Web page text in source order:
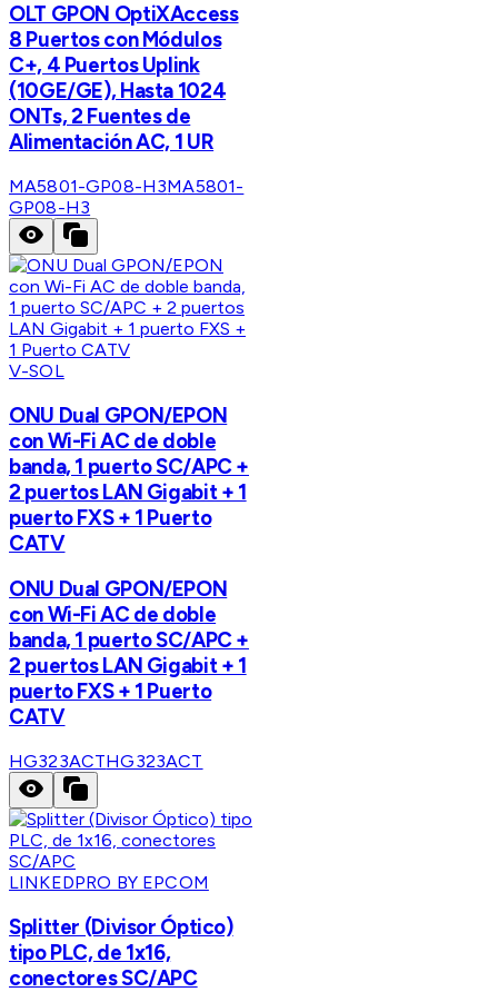
OLT GPON OptiXAccess
8 Puertos con Módulos
C+, 4 Puertos Uplink
(10GE/GE), Hasta 1024
ONTs, 2 Fuentes de
Alimentación AC, 1 UR
MA5801-GP08-H3MA5801-
GP08-H3
V-SOL
ONU Dual GPON/EPON
con Wi-Fi AC de doble
banda, 1 puerto SC/APC +
2 puertos LAN Gigabit + 1
puerto FXS + 1 Puerto
CATV
ONU Dual GPON/EPON
con Wi-Fi AC de doble
banda, 1 puerto SC/APC +
2 puertos LAN Gigabit + 1
puerto FXS + 1 Puerto
CATV
HG323ACTHG323ACT
LINKEDPRO BY EPCOM
Splitter (Divisor Óptico)
tipo PLC, de 1x16,
conectores SC/APC